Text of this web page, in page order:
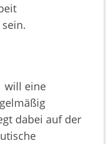
will eine
dabei auf der